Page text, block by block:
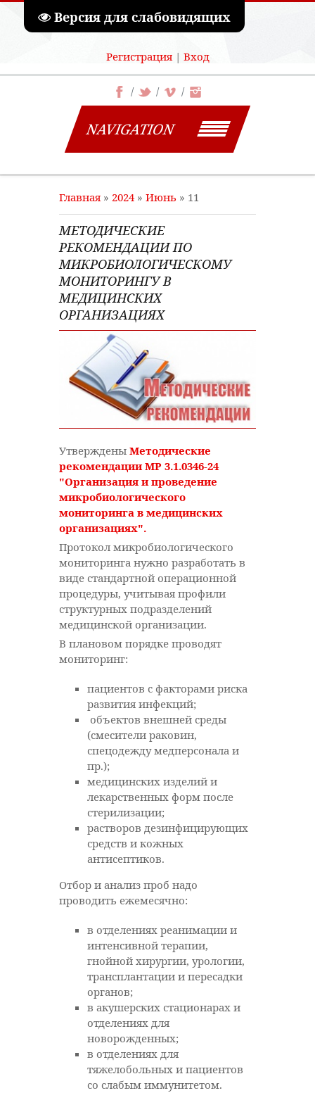
Версия для слабовидящих
Регистрация| Вход
NAVIGATION
Главная» 2024 » Июнь » 11
МЕТОДИЧЕСКИЕ
РЕКОМЕНДАЦИИ ПО
МИКРОБИОЛОГИЧЕСКОМУ
МОНИТОРИНГУ В
МЕДИЦИНСКИХ
ОРГАНИЗАЦИЯХ
Утверждены Методические
рекомендации МР 3.1.0346-24
"Организация и проведение
микробиологического
мониторинга в медицинских
организациях".
Протокол микробиологического
мониторинга нужно разработать в
виде стандартной операционной
процедуры, учитывая профили
структурных подразделений
медицинской организации.
В плановом порядке проводят
мониторинг:
пациентов с факторами риска
развития инфекций;
объектов внешней среды
(смесители раковин,
спецодежду медперсонала и
пр.);
медицинских изделий и
лекарственных форм после
стерилизации;
растворов дезинфицирующих
средств и кожных
антисептиков.
Отбор и анализ проб надо
проводить ежемесячно:
в отделениях реанимации и
интенсивной терапии,
гнойной хирургии, урологии,
трансплантации и пересадки
органов;
в акушерских стационарах и
отделениях для
новорожденных;
в отделениях для
тяжелобольных и пациентов
со слабым иммунитетом.